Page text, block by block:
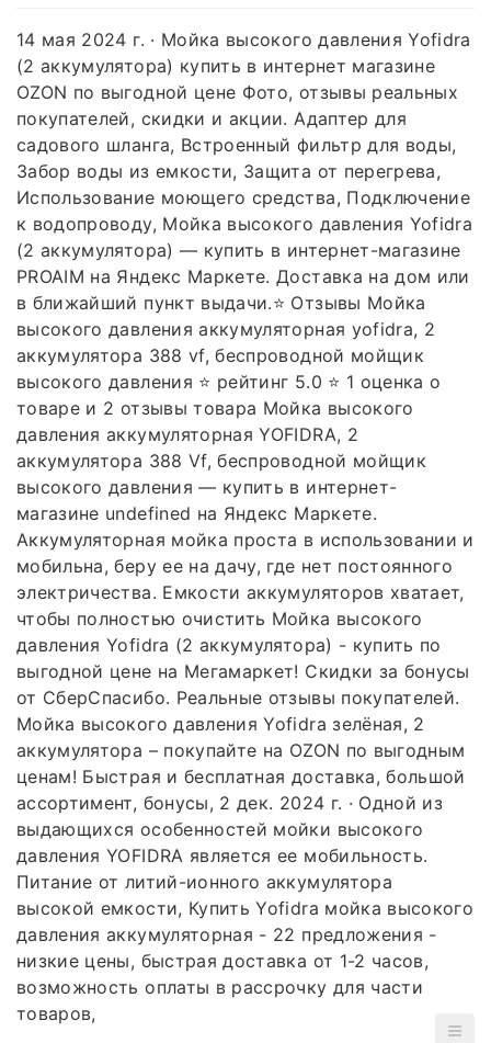
14 мая 2024 г. · Мойка высокого давления Yofidra
(2 аккумулятора) купить в интернет магазине
OZON по выгодной цене Фото, отзывы реальных
покупателей, скидки и акции. Адаптер для
садового шланга, Встроенный фильтр для воды,
Забор воды из емкости, Защита от перегрева,
Использование моющего средства, Подключение
к водопроводу, Мойка высокого давления Yofidra
(2 аккумулятора) — купить в интернет-магазине
PROAIM на Яндекс Маркете. Доставка на дом или
в ближайший пункт выдачи.⭐️ Отзывы Мойка
высокого давления аккумуляторная yofidra, 2
аккумулятора 388 vf, беспроводной мойщик
высокого давления ⭐️ рейтинг 5.0 ⭐️ 1 оценка о
товаре и 2 отзывы товара Мойка высокого
давления аккумуляторная YOFIDRA, 2
аккумулятора 388 Vf, беспроводной мойщик
высокого давления — купить в интернет-
магазине undefined на Яндекс Маркете.
Аккумуляторная мойка проста в использовании и
мобильна, беру ее на дачу, где нет постоянного
электричества. Емкости аккумуляторов хватает,
чтобы полностью очистить Мойка высокого
давления Yofidra (2 аккумулятора) - купить по
выгодной цене на Мегамаркет! Скидки за бонусы
от СберСпасибо. Реальные отзывы покупателей.
Мойка высокого давления Yofidra зелёная, 2
аккумулятора – покупайте на OZON по выгодным
ценам! Быстрая и бесплатная доставка, большой
ассортимент, бонусы, 2 дек. 2024 г. · Одной из
выдающихся особенностей мойки высокого
давления YOFIDRA является ее мобильность.
Питание от литий-ионного аккумулятора
высокой емкости, Купить Yofidra мойка высокого
давления аккумуляторная - 22 предложения -
низкие цены, быстрая доставка от 1-2 часов,
возможность оплаты в рассрочку для части
товаров,